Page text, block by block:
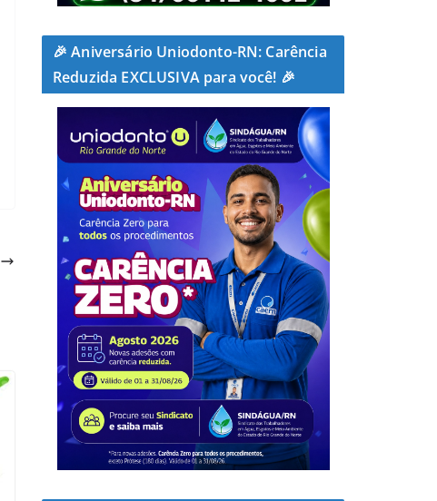
🎉 Aniversário Uniodonto-RN: Carência
Reduzida EXCLUSIVA para você! 🎉